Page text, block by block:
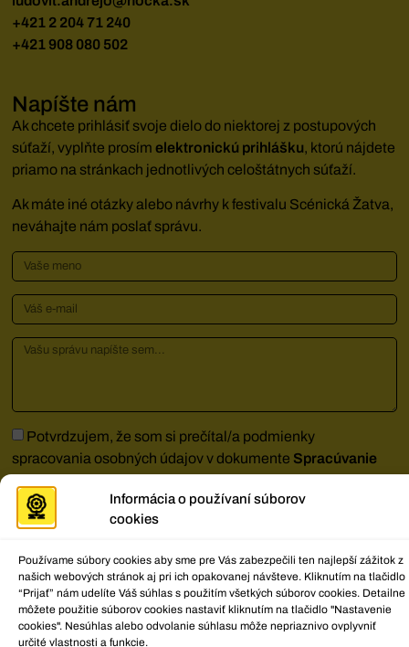
Informácia o používaní súborov
cookies
Používame súbory cookies aby sme pre Vás zabezpečili ten najlepší zážitok z
našich webových stránok aj pri ich opakovanej návšteve. Kliknutím na tlačidlo
“Prijať” nám udelíte Váš súhlas s použitím všetkých súborov cookies. Detailne
môžete použitie súborov cookies nastaviť kliknutím na tlačidlo "Nastavenie
cookies". Nesúhlas alebo odvolanie súhlasu môže nepriaznivo ovplyvniť
určité vlastnosti a funkcie.
+421 2 204 71 240
+421 908 080 502
Napíšte nám
Ak chcete prihlásiť svoje dielo do niektorej z postupových
súťaží, vyplňte prosímelektronickú prihlášku, ktorú nájdete
priamo na stránkach jednotlivých celoštátnych súťaží.
Ak máte iné otázky alebo návrhy k festivalu Scénická Žatva,
neváhajte nám poslať správu.
Potvrdzujem, že som si prečítal/a podmienky
spracovania osobných údajov v dokumente Spracúvanie
Kliknutím na 'Súhlasím' povolíte Google recaptcha
Zásady používania súborov cookie
Súhlasím
Poslať správu